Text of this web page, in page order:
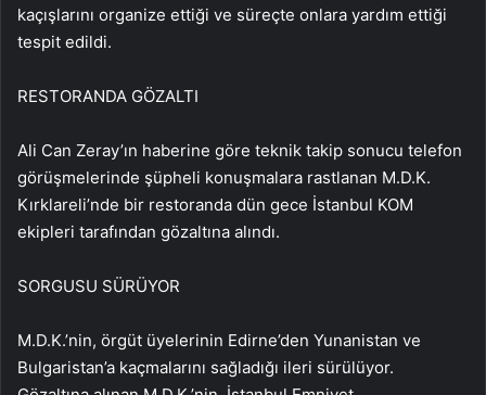
kaçışlarını organize ettiği ve süreçte onlara yardım ettiği
tespit edildi.
RESTORANDA GÖZALTI
Ali Can Zeray’ın haberine göre teknik takip sonucu telefon
görüşmelerinde şüpheli konuşmalara rastlanan M.D.K.
Kırklareli’nde bir restoranda dün gece İstanbul KOM
ekipleri tarafından gözaltına alındı.
SORGUSU SÜRÜYOR
M.D.K.’nin, örgüt üyelerinin Edirne’den Yunanistan ve
Bulgaristan’a kaçmalarını sağladığı ileri sürülüyor.